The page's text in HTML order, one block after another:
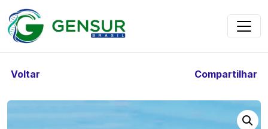
Voltar Compartilhar